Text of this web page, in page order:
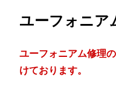
ユーフォニア
ユーフォニアム修理
けております。